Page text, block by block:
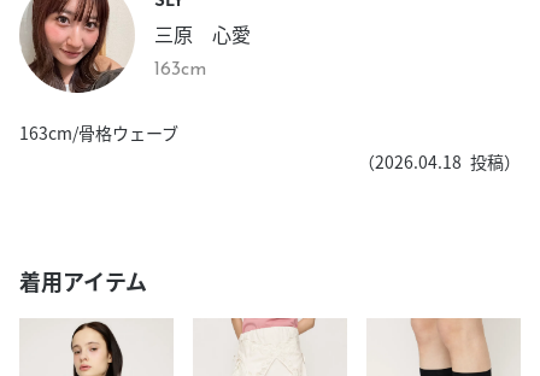
三原 心愛
163cm
163cm/骨格ウェーブ
（2026.04.18 投稿）
着用アイテム